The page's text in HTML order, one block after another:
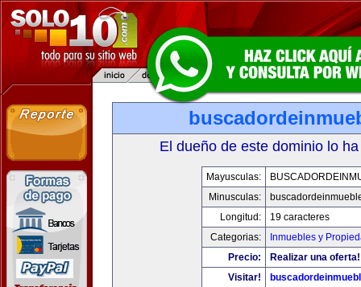
El dueño de este dominio lo
Mayusculas:
Minusculas:
Longitud:
19 caracteres
Categorias:
Inmuebles y
Precio:
Realizar una oferta!
Visitar!